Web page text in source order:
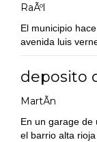
RaÃºl
El municipio
avenida luis
deposito
MartÃ­n
En un garage de
el barrio alta